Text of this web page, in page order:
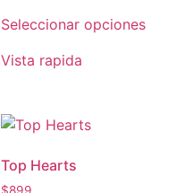
Seleccionar opciones
Vista rapida
Top Hearts